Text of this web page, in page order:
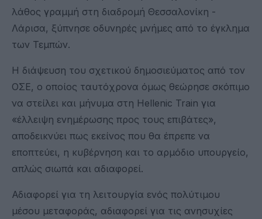
λάθος γραμμή στη διαδρομή Θεσσαλονίκη -
Λάρισα, ξύπνησε οδυνηρές μνήμες από το έγκλημα
των Τεμπών.
Η διάψευση του σχετικού δημοσιεύματος από τον
ΟΣΕ, ο οποίος ταυτόχρονα όμως θεώρησε σκόπιμο
να στείλει και μήνυμα στη Hellenic Train για
«έλλειψη ενημέρωσης προς τους επιβάτες»,
αποδεικνύει πως εκείνος που θα έπρεπε να
εποπτεύει, η κυβέρνηση και το αρμόδιο υπουργείο,
απλώς σιωπά και αδιαφορεί.
Αδιαφορεί για τη λειτουργία ενός πολύτιμου
μέσου μεταφοράς, αδιαφορεί για τις ανησυχίες